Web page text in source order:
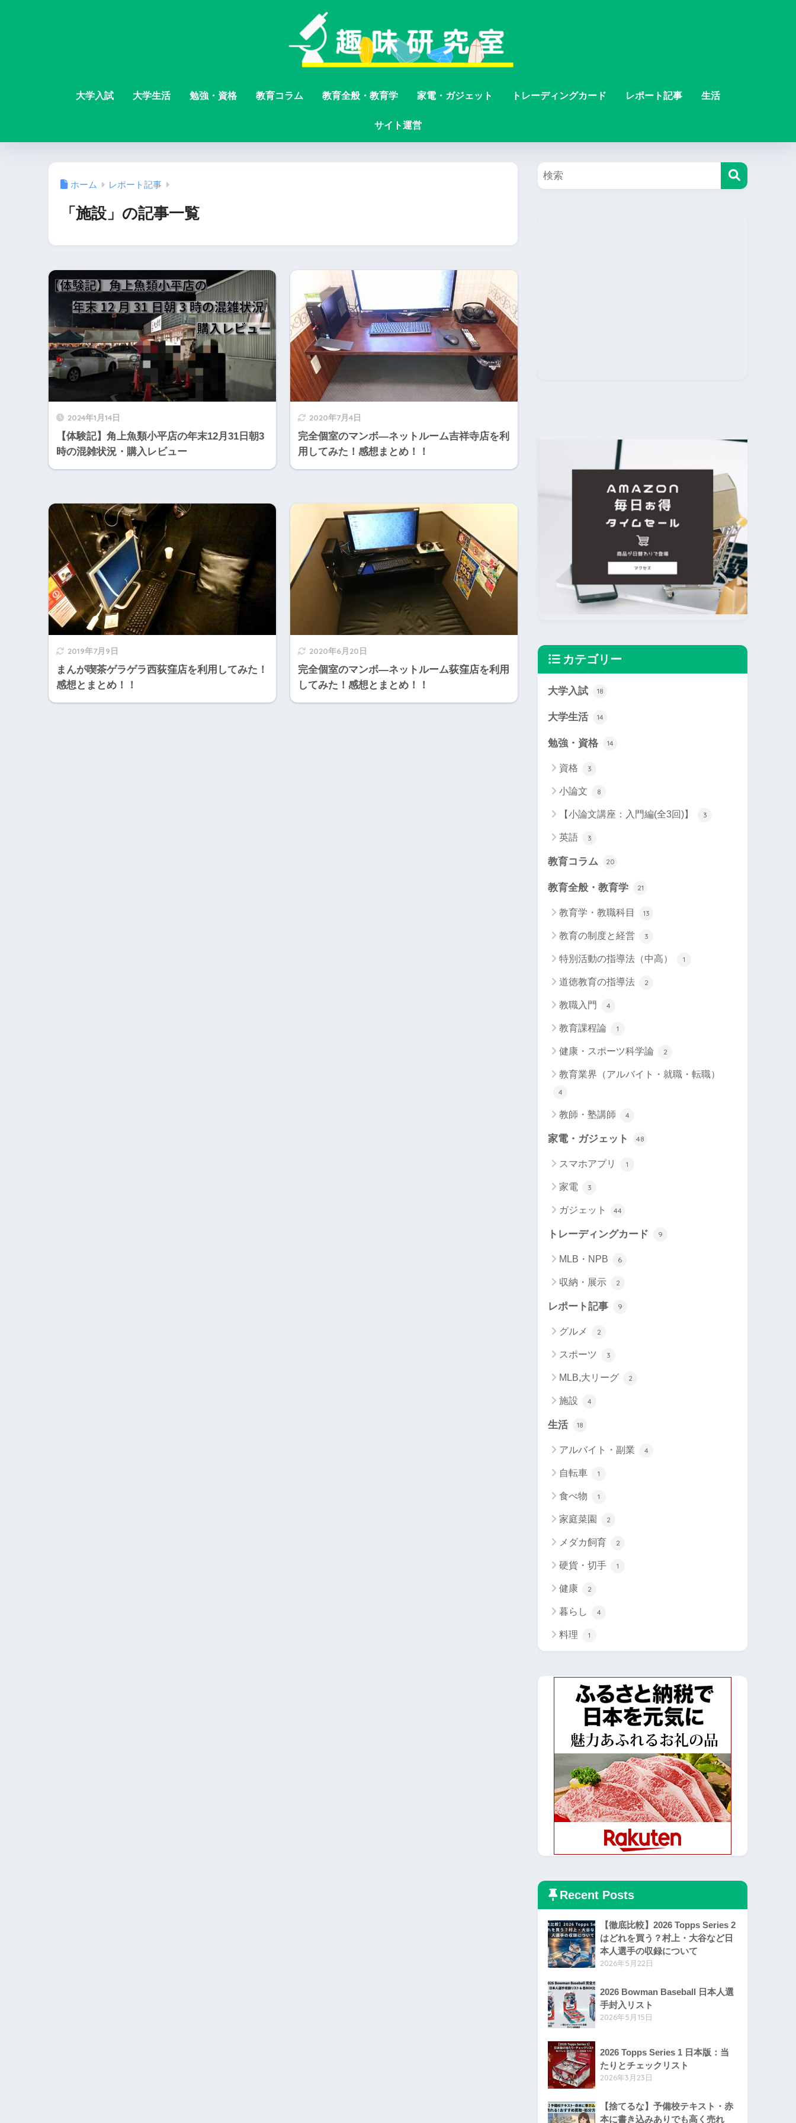
大学入試 大学生活 勉強・資格 教育コラム 教育全般・教育学 家電・ガジェット トレーディングカード レポート記事 生活
サイト運営
ホーム レポート記事
「施設」の記事一覧
2024年1月14日
【体験記】角上魚類小平店の年末12月31日朝3
時の混雑状況・購入レビュー
2020年7月4日
完全個室のマンボ―ネットルーム吉祥寺店を利
用してみた！感想まとめ！！
2019年7月9日
まんが喫茶ゲラゲラ西荻窪店を利用してみた！
感想とまとめ！！
2020年6月20日
完全個室のマンボ―ネットルーム荻窪店を利用
してみた！感想とまとめ！！
カテゴリー
大学入試 18
大学生活 14
勉強・資格 14
資格 3
小論文 8
【小論文講座：入門編(全3回)】 3
英語 3
教育コラム 20
教育全般・教育学 21
教育学・教職科目 13
教育の制度と経営 3
特別活動の指導法（中高） 1
道徳教育の指導法 2
教職入門 4
教育課程論 1
健康・スポーツ科学論 2
教育業界（アルバイト・就職・転職）
4
教師・塾講師 4
家電・ガジェット 48
スマホアプリ 1
家電 3
ガジェット 44
トレーディングカード 9
MLB・NPB 6
収納・展示 2
レポート記事 9
グルメ 2
スポーツ 3
MLB,大リーグ 2
施設 4
生活 18
アルバイト・副業 4
自転車 1
食べ物 1
家庭菜園 2
メダカ飼育 2
硬貨・切手 1
健康 2
暮らし 4
料理 1
Recent Posts
【徹底比較】2026 Topps Series 2
はどれを買う？村上・大谷など日
本人選手の収録について
2026年5月22日
2026 Bowman Baseball 日本人選
手封入リスト
2026年5月15日
2026 Topps Series 1 日本版：当
たりとチェックリスト
2026年3月23日
【捨てるな】予備校テキスト・赤
本に書き込みありでも高く売れ